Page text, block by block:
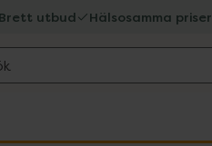
Brett utbud Hälsosamma priser